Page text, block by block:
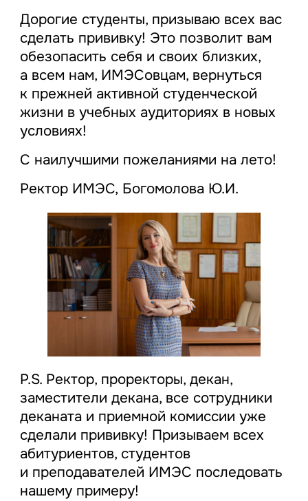
Дорогие студенты, призываю всех вас
сделать прививку! Это позволит вам
обезопасить себя и своих близких,
а всем нам, ИМЭСовцам, вернуться
к прежней активной студенческой
жизни в учебных аудиториях в новых
условиях!
С наилучшими пожеланиями на лето!
Ректор ИМЭС, Богомолова Ю.И.
P.S. Ректор, проректоры, декан,
заместители декана, все сотрудники
деканата и приемной комиссии уже
сделали прививку! Призываем всех
абитуриентов, студентов
и преподавателей ИМЭС последовать
нашему примеру!